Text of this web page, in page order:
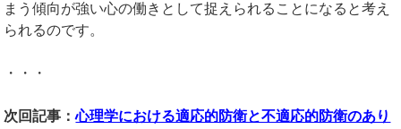
まう傾向が強い心の働きとして捉えられることになると考え
られるのです。
・・・
次回記事：心理学における適応的防衛と不適応的防衛のあり